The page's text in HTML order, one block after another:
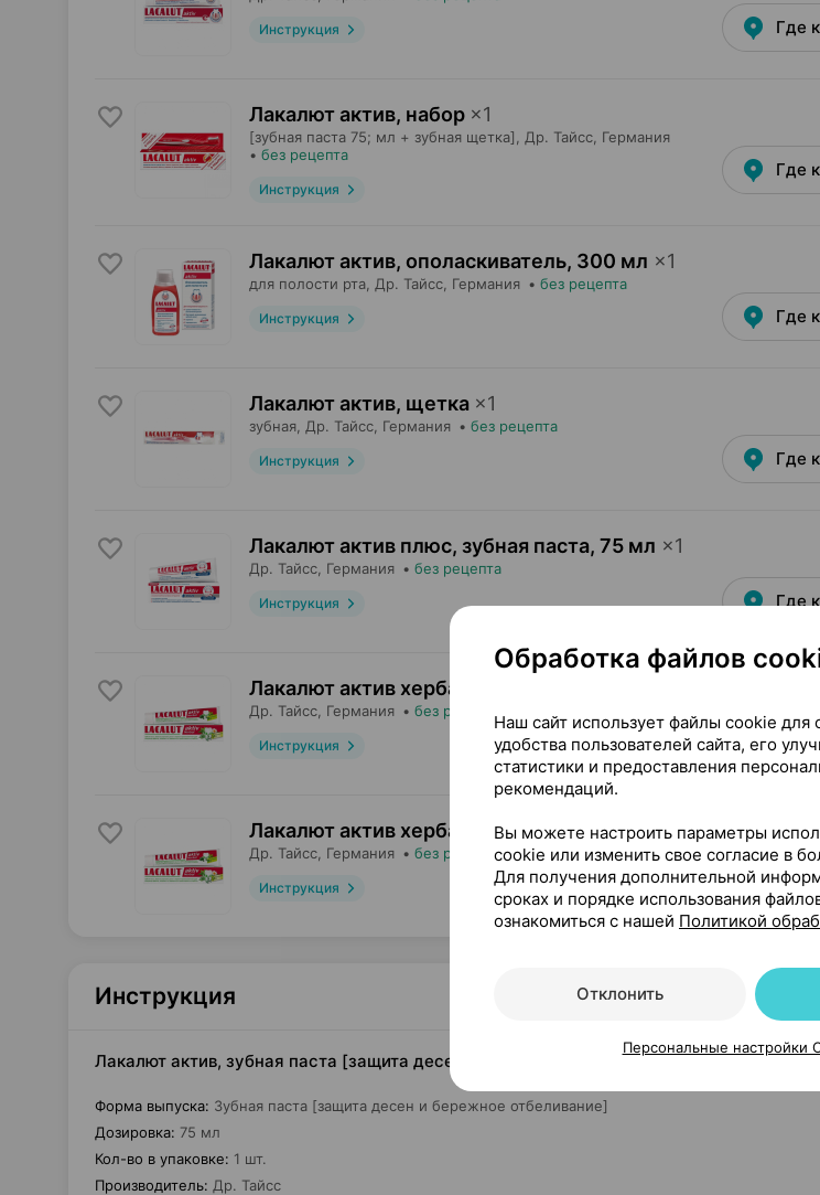
Инструкция Где
Лакалют актив, набор ×1
[зубная паста 75; мл + зубная щетка], Др. Тайсс , Германия
• без рецепта
Инструкция
Где
Лакалют актив, ополаскиватель, 300 мл ×1
для полости рта, Др. Тайсс , Германия • без рецепта
Инструкция Где
Лакалют актив, щетка ×1
зубная, Др. Тайсс , Германия • без рецепта
Инструкция Где
Лакалют актив плюс, зубная паста, 75 мл ×1
Др. Тайсс , Германия • без рецепта
Инструкция Где
Лакалют актив хербал, зубная паста
Др. Тайсс , Германия • без рецепта
Инструкция Где
Лакалют актив хербал, зубная паста,75 мл ×1
Др. Тайсс , Германия • без рецепта
Инструкция Где
Инструкция
Лакалют актив, зубная паста [защита десен и бережное отбеливание], 75 мл ×1, Др.
Форма выпуска: Зубная паста [защита десен и бережное отбеливание]
Дозировка: 75 мл
Кол-во в упаковке: 1 шт.
Производитель: Др. Тайсс
Обработка файлов
Наш сайт использует файлы cookie для
удобства пользователей сайта, его
статистики и предоставления
рекомендаций.
Вы можете настроить параметры
cookie или изменить свое согласие в
Для получения дополнительной
сроках и порядке использования
ознакомиться с нашей Политикой
Отклонить
Персональные настройки